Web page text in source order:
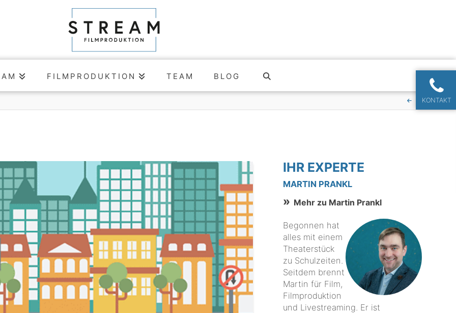
FILMPRODUKTION TEAM BLOG
KONTAKT
IHR EXPERTE
MARTIN PRANKL
Mehr zu Martin Prankl
Begonnen hat
alles mit einem
Theaterstück
zu Schulzeiten.
Seitdem brennt
Martin für Film,
Filmproduktion
und Livestreaming. Er ist